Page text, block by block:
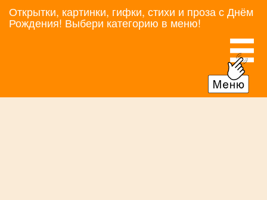
Открытки, картинки, гифки, стихи и проза с Днём
Рождения! Выбери категорию в меню!